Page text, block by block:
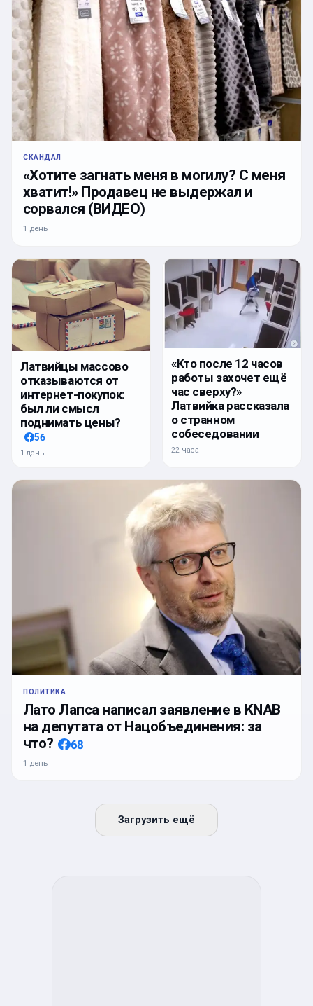
СКАНДАЛ
«Хотите загнать меня в могилу? С меня
хватит!» Продавец не выдержал и
сорвался (ВИДЕО)
1 день
Латвийцы массово
отказываются от
интернет-покупок:
был ли смысл
поднимать цены?
56
1 день
«Кто после 12 часов
работы захочет ещё
час сверху?»
Латвийка рассказала
о странном
собеседовании
22 часа
ПОЛИТИКА
Лато Лапса написал заявление в KNAB
на депутата от Нацобъединения: за
что?
68
1 день
Загрузить ещё